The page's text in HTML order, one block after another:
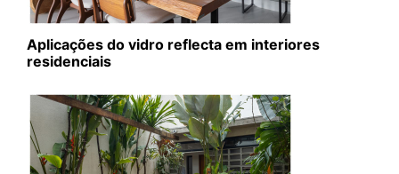
Aplicações do vidro reflecta em interiores
residenciais